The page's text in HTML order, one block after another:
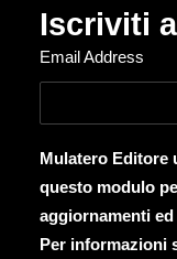
Iscriviti
Email Address
Mulatero Editore
questo modulo
aggiornamenti
Per informazioni